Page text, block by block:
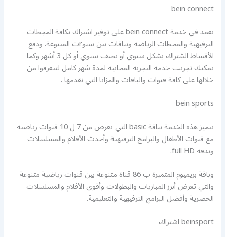
bein connect
نعمد في خدمة bein connect على توفير اشتراك بكافة المجطات
الترفيهية والمحطات الرياضة وبباقات بين سبوrت المتنوعة. ودفع
الأقساط الشتراك بشكل سنوي أو نصف سنوي أو كل 3 أشهر وكما
يمكنك تجريب خدمه التجربة المجانية لمدة شهر كامل لتتعرفوا من
خلالها على كافة قنوات والباقات والمزايا التي نقدمها .
bein sports
تتميز هذه الخدمة بباقة basic التي تعرض من 7 ل 10 قنوات رياضية
مع قنوات الأطفال والبرامج الترفيهية وأحدث الأفلام والمسلسلات
وبدقة full HD.
وباقة بريميوم المتميزة ب 86 قناة متنوعة بين قنوات رياضية متنوعة
والتي تعرض أبرز المباريات والبطولات وأقوى الأفلام والمسلسلات
الحصرية وأفضل البرامج الترفيهية والتعليمية.
beinsport اشتراك